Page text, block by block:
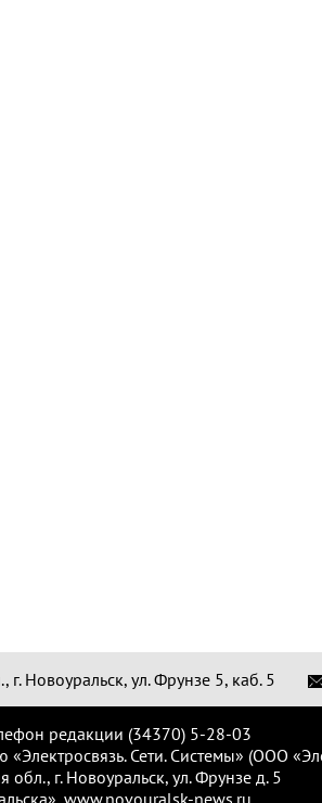
г. Новоуральск, ул. Фрунзе 5, каб. 5
редакции (34370) 5-28-03
Сети. Системы» (ООО
г. Новоуральск, ул. Фрунзе д. 5